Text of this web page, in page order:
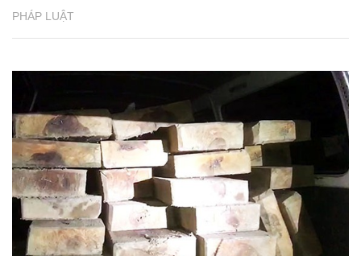
PHÁP LUẬT